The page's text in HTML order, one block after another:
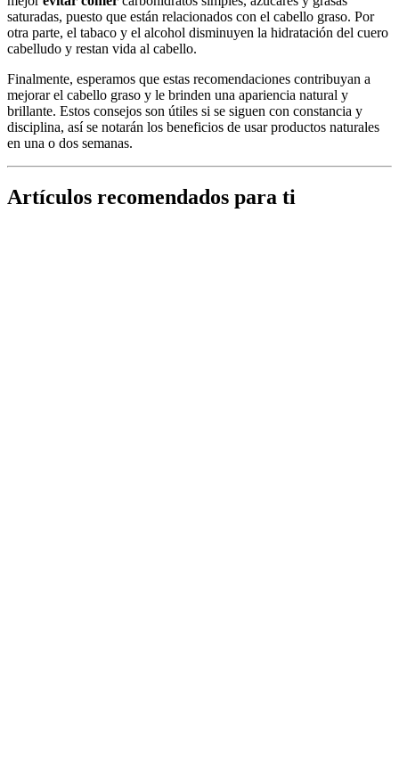
saturadas, puesto que están relacionados con el cabello graso. Por
otra parte, el tabaco y el alcohol disminuyen la hidratación del cuero
cabelludo y restan vida al cabello.
Finalmente, esperamos que estas recomendaciones contribuyan a
mejorar el cabello graso y le brinden una apariencia natural y
brillante. Estos consejos son útiles si se siguen con constancia y
disciplina, así se notarán los beneficios de usar productos naturales
en una o dos semanas.
Artículos recomendados para ti